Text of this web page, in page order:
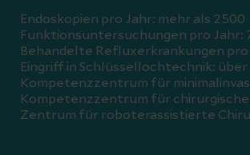
Endoskopien pro Jahr: mehr als 2500
Funktionsuntersuchungen pro Jahr:
Behandelte Refluxerkrankungen pro
Eingriff in Schlüssellochtechnik: über
Kompetenzzentrum für
Kompetenzzentrum für chirurgische
Zentrum für roboterassistierte